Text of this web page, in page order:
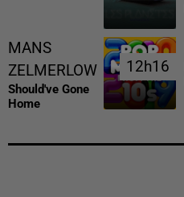
MANS
ZELMERLOW
Should've Gone
Home
12h16
12h16